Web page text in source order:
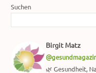
Suchen
Birgit Matz
🌿 Gesundheit,